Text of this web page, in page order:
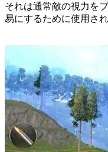
それは通常敵の視力を
易にするために使用され